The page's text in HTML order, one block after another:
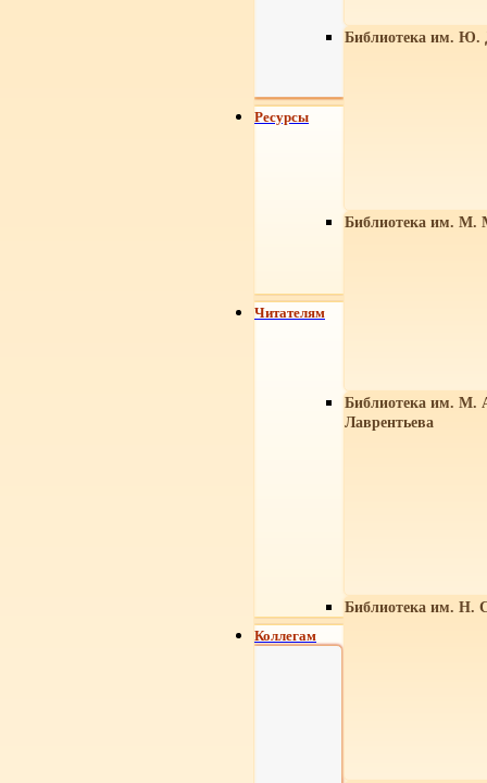
Библиотека им. Ю.
Библиотека им. М.
Библиотека им. М.
Лаврентьева
Библиотека им. Н.
Ресурсы
Читателям
Коллегам